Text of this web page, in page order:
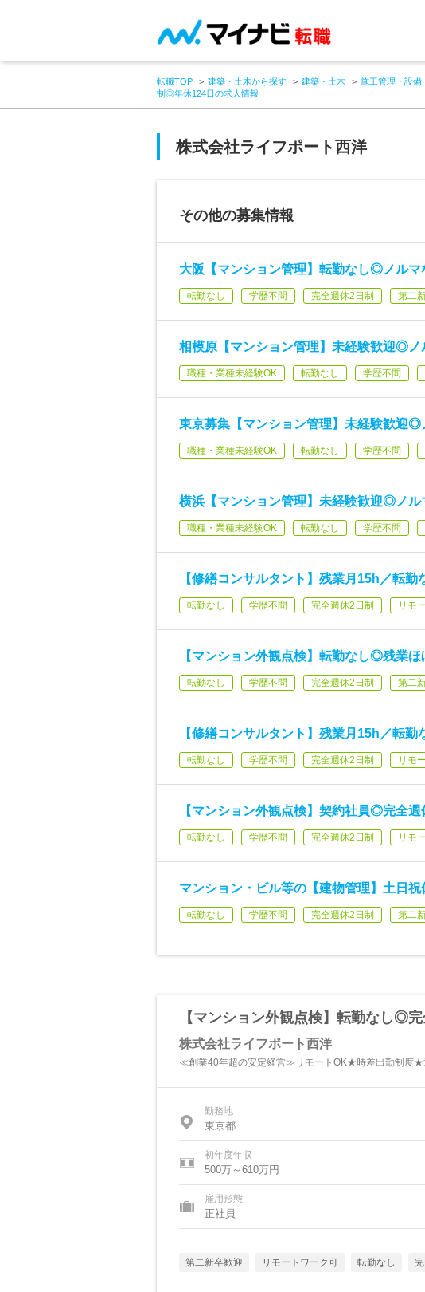
転職TOP 建築・土木から探す 建築・土木 施工管理・設備
制◎年休124日の求人情報
株式会社ライフポート西洋
その他の募集情報
大阪【マンション管理】転勤なし◎ノル
転勤なし 学歴不問 完全週休2日制 第二
相模原【マンション管理】未経験歓迎◎
職種・業種未経験OK 転勤なし 学歴不問
東京募集【マンション管理】未経験歓迎
職種・業種未経験OK 転勤なし 学歴不問
横浜【マンション管理】未経験歓迎◎ノ
職種・業種未経験OK 転勤なし 学歴不問
【修繕コンサルタント】残業月15h／転
転勤なし 学歴不問 完全週休2日制 リモ
【マンション外観点検】転勤なし◎残業
転勤なし 学歴不問 完全週休2日制 第二
【修繕コンサルタント】残業月15h／転
転勤なし 学歴不問 完全週休2日制 リモ
【マンション外観点検】契約社員◎完全
転勤なし 学歴不問 完全週休2日制 リモ
マンション・ビル等の【建物管理】土日
転勤なし 学歴不問 完全週休2日制 第二
【マンション外観点検】転勤なし◎
株式会社ライフポート西洋
≪創業40年超の安定経営≫リモートOK★時差出勤制度★
勤務地
東京都
初年度年収
500万～610万円
雇用形態
正社員
第二新卒歓迎 リモートワーク可 転勤なし